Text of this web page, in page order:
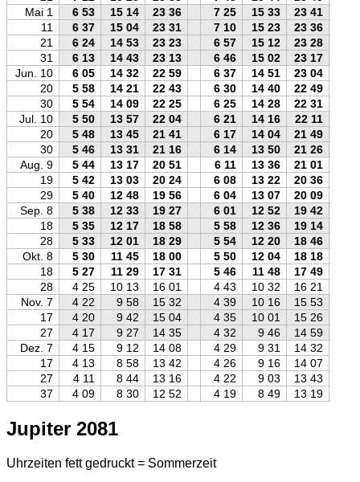
Mai 1
6 53 15 14 23 36 7 25 15 33 23 41
11
6 37 15 04 23 31 7 10 15 23 23 36
21
6 24 14 53 23 23 6 57 15 12 23 28
31
6 13 14 43 23 13 6 46 15 02 23 17
Jun. 10
6 05 14 32 22 59 6 37 14 51 23 04
20
5 58 14 21 22 43 6 30 14 40 22 49
30
5 54 14 09 22 25 6 25 14 28 22 31
Jul. 10
5 50 13 57 22 04 6 21 14 16 22 11
20
5 48 13 45 21 41 6 17 14 04 21 49
30
5 46 13 31 21 16 6 14 13 50 21 26
Aug. 9
5 44 13 17 20 51 6 11 13 36 21 01
19
5 42 13 03 20 24 6 08 13 22 20 36
29
5 40 12 48 19 56 6 04 13 07 20 09
Sep. 8
5 38 12 33 19 27 6 01 12 52 19 42
18
5 35 12 17 18 58 5 58 12 36 19 14
28
5 33 12 01 18 29 5 54 12 20 18 46
Okt. 8
5 30 11 45 18 00 5 50 12 04 18 18
18
5 27 11 29 17 31 5 46 11 48 17 49
28
4 25 10 13 16 01 4 43 10 32 16 21
Nov. 7
4 22 9 58 15 32 4 39 10 16 15 53
17
4 20 9 42 15 04 4 35 10 01 15 26
27
4 17 9 27 14 35 4 32 9 46 14 59
Dez. 7
4 15 9 12 14 08 4 29 9 31 14 32
17
4 13 8 58 13 42 4 26 9 16 14 07
27
4 11 8 44 13 16 4 22 9 03 13 43
37
4 09 8 30 12 52 4 19 8 49 13 19
Jupiter 2081
Uhrzeiten fett gedruckt = Sommerzeit